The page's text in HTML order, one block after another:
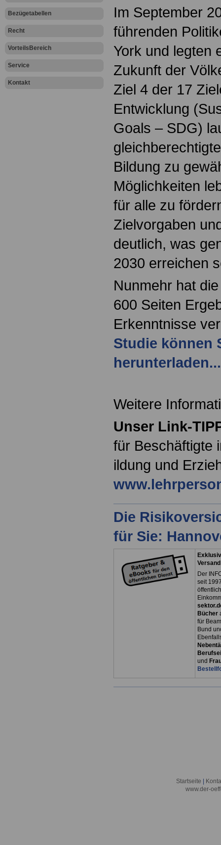
Bezügetabellen
Recht
VorteilsBereich
Service
Kontakt
Im September
führenden
York und legten
Zukunft der
Ziel 4 der 17
Entwicklung
Goals – SDG)
Bildung zu
Möglichkeiten
für alle zu
Zielvorgaben
deutlich, was
2030 erreichen
Nunmehr hat
600 Seiten
Erkenntnisse
Studie können
herunterladen...
Weitere
Unser Link-
für Beschäftigte
ildung und
Die
für Sie:
Der
seit
Bücher
für
Bund
und
Startseite
www.der-